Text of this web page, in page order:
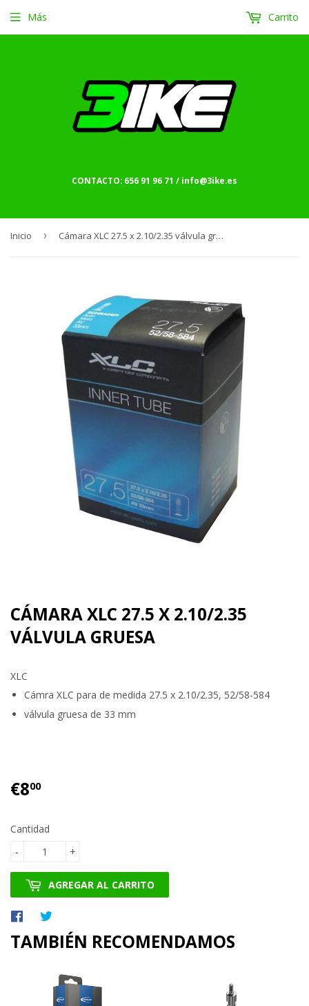
CONTACTO: 656 91 96 71 / info@3ike.es
Más Carrito
Inicio › Cámara XLC 27.5 x 2.10/2.35 válvula gruesa
CÁMARA XLC 27.5 X 2.10/2.35
VÁLVULA GRUESA
XLC
Cámra XLC para de medida 27.5 x 2.10/2.35, 52/58-584
válvula gruesa de 33 mm
€800€8.00
Cantidad
+
-
AGREGAR AL CARRITO
Compartir
Facebook
en
Twitter
TAMBIÉN RECOMENDAMOS